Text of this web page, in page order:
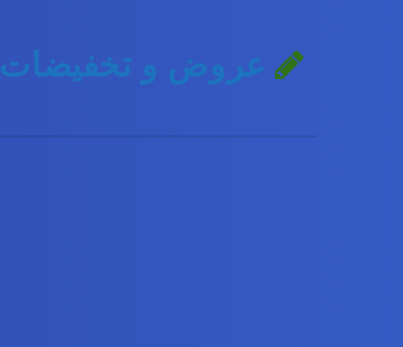
عروض و تخفيضات